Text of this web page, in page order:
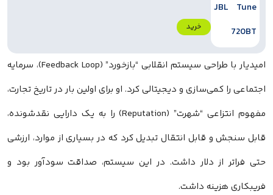
خرید
امیدیار با طراحی سیستم انقلابی “بازخورد” (Feedback Loop)، سرمایه
اجتماعی را کمی‌سازی و دیجیتالی کرد. او برای اولین بار در تاریخ تجارت،
مفهوم انتزاعی “شهرت” (Reputation) را به یک دارایی نقدشونده،
قابل سنجش و قابل انتقال تبدیل کرد که در بسیاری از موارد، ارزشی
حتی فراتر از دلار داشت. در این سیستم، صداقت سودآور بود و
فریبکاری هزینه داشت.